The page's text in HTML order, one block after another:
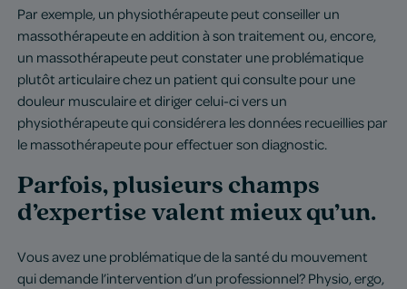
Par exemple, un physiothérapeute peut conseiller un
massothérapeute en addition à son traitement ou, encore,
un massothérapeute peut constater une problématique
plutôt articulaire chez un patient qui consulte pour une
douleur musculaire et diriger celui-ci vers un
physiothérapeute qui considérera les données recueillies par
le massothérapeute pour effectuer son diagnostic.
Parfois, plusieurs champs
d’expertise valent mieux qu’un.
Vous avez une problématique de la santé du mouvement
qui demande l’intervention d’un professionnel? Physio, ergo,